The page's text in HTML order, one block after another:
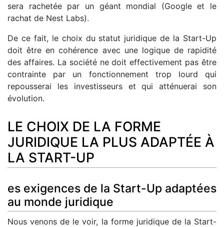
sera rachetée par un géant mondial (Google et le
rachat de Nest Labs).
De ce fait, le choix du statut juridique de la Start-Up
doit être en cohérence avec une logique de rapidité
des affaires. La société ne doit effectivement pas être
contrainte par un fonctionnement trop lourd qui
repousserai les investisseurs et qui atténuerai son
évolution.
LE CHOIX DE LA FORME
JURIDIQUE LA PLUS ADAPTÉE À
LA START-UP
es exigences de la Start-Up adaptées
au monde juridique
Nous venons de le voir, la forme juridique de la Start-